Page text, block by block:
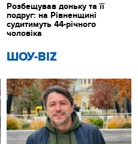
ШОУ-BIZ
Розбещував доньку та її
подруг: на Рівненщині
судитимуть 44-річного
чоловіка